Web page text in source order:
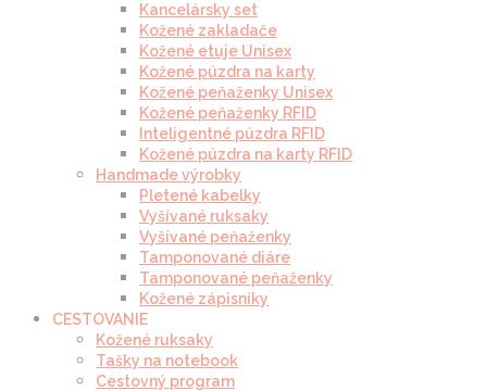
Kancelársky set
Kožené zakladače
Kožené etuje Unisex
Kožené púzdra na karty
Kožené peňaženky Unisex
Kožené peňaženky RFID
Inteligentné púzdra RFID
Kožené púzdra na karty RFID
Handmade výrobky
Pletené kabelky
Vyšívané ruksaky
Vyšívané peňaženky
Tamponované diáre
Tamponované peňaženky
Kožené zápisníky
CESTOVANIE
Kožené ruksaky
Tašky na notebook
Cestovný program